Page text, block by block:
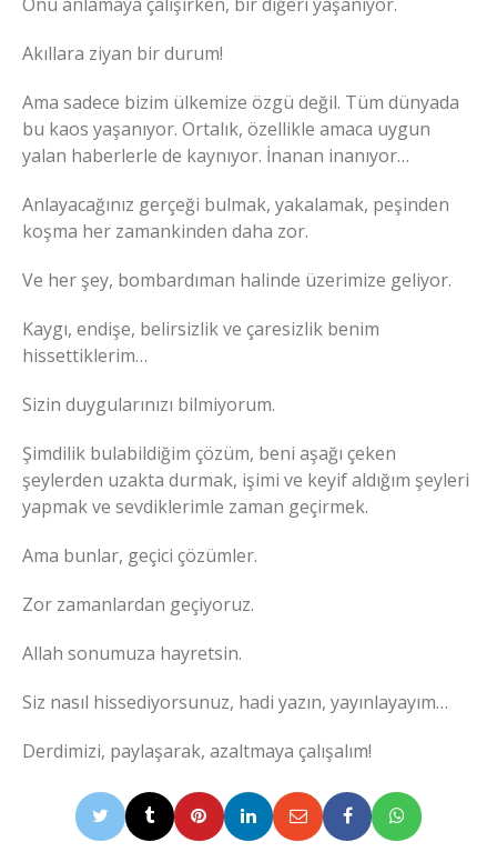
Akıllara ziyan bir durum!
Ama sadece bizim ülkemize özgü değil. Tüm dünyada
bu kaos yaşanıyor. Ortalık, özellikle amaca uygun
yalan haberlerle de kaynıyor. İnanan inanıyor…
Anlayacağınız gerçeği bulmak, yakalamak, peşinden
koşma her zamankinden daha zor.
Ve her şey, bombardıman halinde üzerimize geliyor.
Kaygı, endişe, belirsizlik ve çaresizlik benim
hissettiklerim…
Sizin duygularınızı bilmiyorum.
Şimdilik bulabildiğim çözüm, beni aşağı çeken
şeylerden uzakta durmak, işimi ve keyif aldığım şeyleri
yapmak ve sevdiklerimle zaman geçirmek.
Ama bunlar, geçici çözümler.
Zor zamanlardan geçiyoruz.
Allah sonumuza hayretsin.
Siz nasıl hissediyorsunuz, hadi yazın, yayınlayayım…
Derdimizi, paylaşarak, azaltmaya çalışalım!